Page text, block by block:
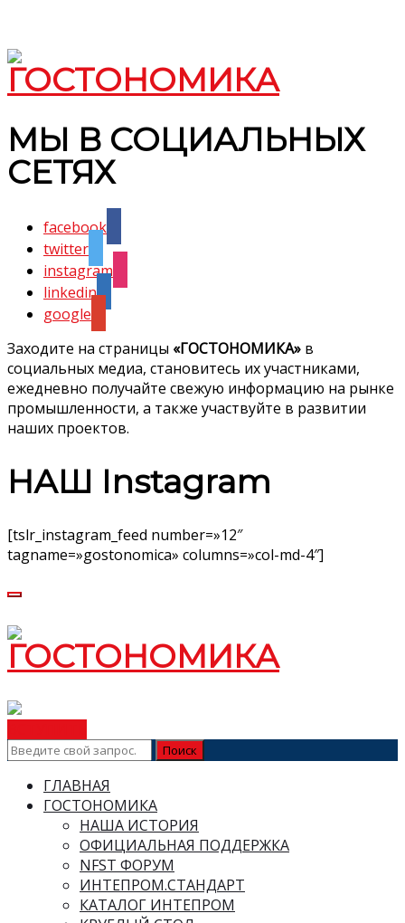
МЫ В СОЦИАЛЬНЫХ
СЕТЯХ
facebook
twitter
instagram
linkedin
google
Заходите на страницы «ГОСТОНОМИКА» в
социальных медиа, становитесь их участниками,
ежедневно получайте свежую информацию на рынке
промышленности, а также участвуйте в развитии
наших проектов.
НАШ Instagram
[tslr_instagram_feed number=»12″
tagname=»gostonomica» columns=»col-md-4″]
ГЛАВНАЯ
ГОСТОНОМИКА
НАША ИСТОРИЯ
ОФИЦИАЛЬНАЯ ПОДДЕРЖКА
NFST ФОРУМ
ИНТЕПРОМ.СТАНДАРТ
КАТАЛОГ ИНТЕПРОМ